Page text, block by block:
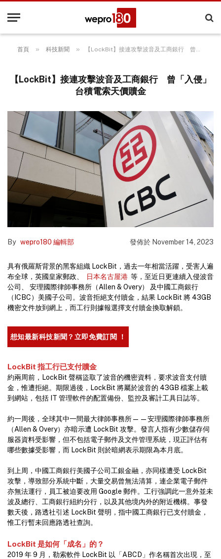
首頁 » 科技新聞 » 【LockBit】接連攻擊波音及工商銀行 曾「入侵」台積電索天價贖金
【LockBit】接連攻擊波音及工商銀行 曾「入侵」
台積電索天價贖金
By wepro180 編輯部 發佈於 November 14, 2023
具有俄羅斯背景的黑客組織 LockBit，過去一年相當活躍，受害人遍
布全球，英國皇家郵政、
日本名古屋港 等，至近日更連續入侵波音
公司、 安理國際律師事務所（Allen & Overy） 及中國工商銀行
（ICBC）美國子公司。波音拒絕支付贖金，結果 LockBit 將 43GB
機密文件放到網上，而工行則據報選擇支付贖金換取解鎖。
想知最新科技新聞？立即免費訂閱 ！
LockBit 指工行已支付贖金
約兩周前，LockBit 聲稱盜取了波音的機密資料，要求波音支付贖
金，惟遭拒絕。期限過後，LockBit 將屬於波音的 43GB 檔案上載
到網站，包括 IT 管理軟件的配置備份、監控及審計工具日誌等。
約一周後，全球其中一間最大律師事務所——安理國際律師事務所
（Allen & Overy）亦暗示遭 LockBit 攻擊。發言人指有少數儲存伺
服器資料受影響，但不包括電子郵件及文件管理系統，現正評估有
哪些數據受影響，而 LockBit 則於暗網表示期限為本月底。
到上周，中國工商銀行美國子公司工銀金融，亦同樣遭受 LockBit
攻擊，導致部分系統中斷，大量交易曾無法清算，連企業電子郵件
亦無法運行，員工被迫要改用 Google 郵件。工行強調此一意外並未
波及總行、工商銀行紐約分行，以及其他境內外的附近機構。事發
數天後，路透社引述 LockBit 聲明，指中國工商銀行已支付贖金，
惟工行暫未回應路透社查詢。
LockBit 是如何「成名」的？
2019 年 9 月，勒索軟件 LockBit 以「ABCD」作名稱首次出現，至